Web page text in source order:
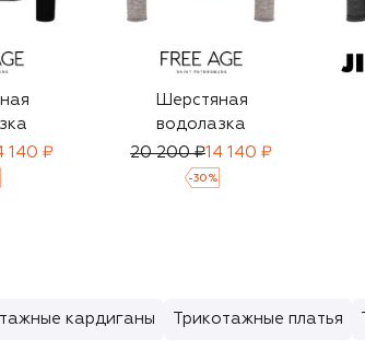
140 ₽
Шерстяная
водолазка
20 200 ₽14 140 ₽
-30 %
кардиганы Трикотажные платья